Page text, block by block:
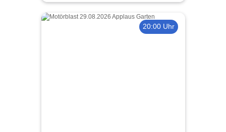
20:00 Uhr